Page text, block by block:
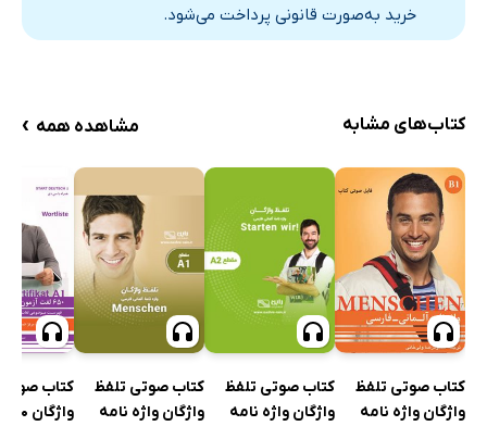
خرید به‌صورت قانونی پرداخت می‌شود.
کتاب‌های مشابه مشاهده همه ›
کتاب صوتی تلفظ
واژگان واژه نامه
کتاب صوتی تلفظ
واژگان واژه نامه
کتاب صوتی تلفظ
واژگان واژه نامه
کتاب